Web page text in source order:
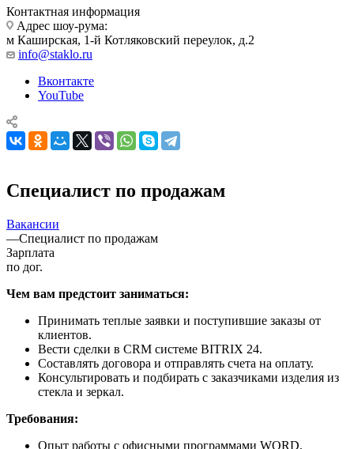
Контактная информация
Адрес шоу-рума:
м Каширская, 1-й Котляковский переулок, д.2
info@staklo.ru
Вконтакте
YouTube
Специалист по продажам
Вакансии
—Специалист по продажам
Зарплата
по дог.
Чем вам предстоит заниматься:
Принимать теплые заявки и поступившие заказы от
клиентов.
Вести сделки в CRM системе BITRIX 24.
Составлять договора и отправлять счета на оплату.
Консультировать и подбирать с заказчиками изделия из
стекла и зеркал.
Требования:
Опыт работы с офисными программами WORD,